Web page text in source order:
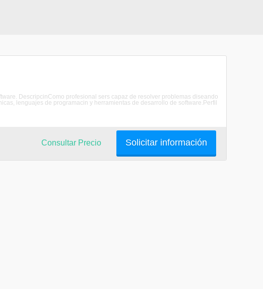
DescripcinComo profesional sers capaz de resolver problemas diseando
lenguajes de programacin y herramientas de desarrollo de software.Perfil
Solicitar información
Consultar Precio